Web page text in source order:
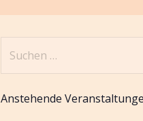
Anstehende